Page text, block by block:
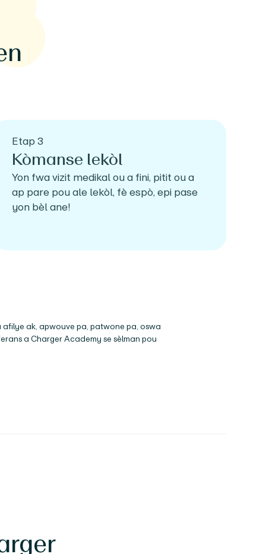
Etap 3
Kòmanse lekòl
Yon fwa vizit medikal ou a fini, pitit ou a
ap pare pou ale lekòl, fè espò, epi pase
yon bèl ane!
ak, apwouve pa, patwone pa, oswa
a Charger Academy se sèlman pou